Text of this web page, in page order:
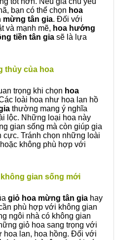
bạn có thể chọn hoa
mừng tân gia. Đối với
và mạnh mẽ, hoa hướng
tiền tân gia sẽ là lựa
thủy của hoa
trọng khi chọn hoa
loài hoa như hoa lan hồ
thường mang ý nghĩa
lộc. Những loại hoa này
gian sống mà còn giúp gia
Tránh chọn những loài
không phù hợp với
gian sống mới
giỏ hoa mừng tân gia hay
phù hợp với không gian
ngôi nhà có không gian
giỏ hoa sang trọng với
hoa lan, hoa hồng. Đối với